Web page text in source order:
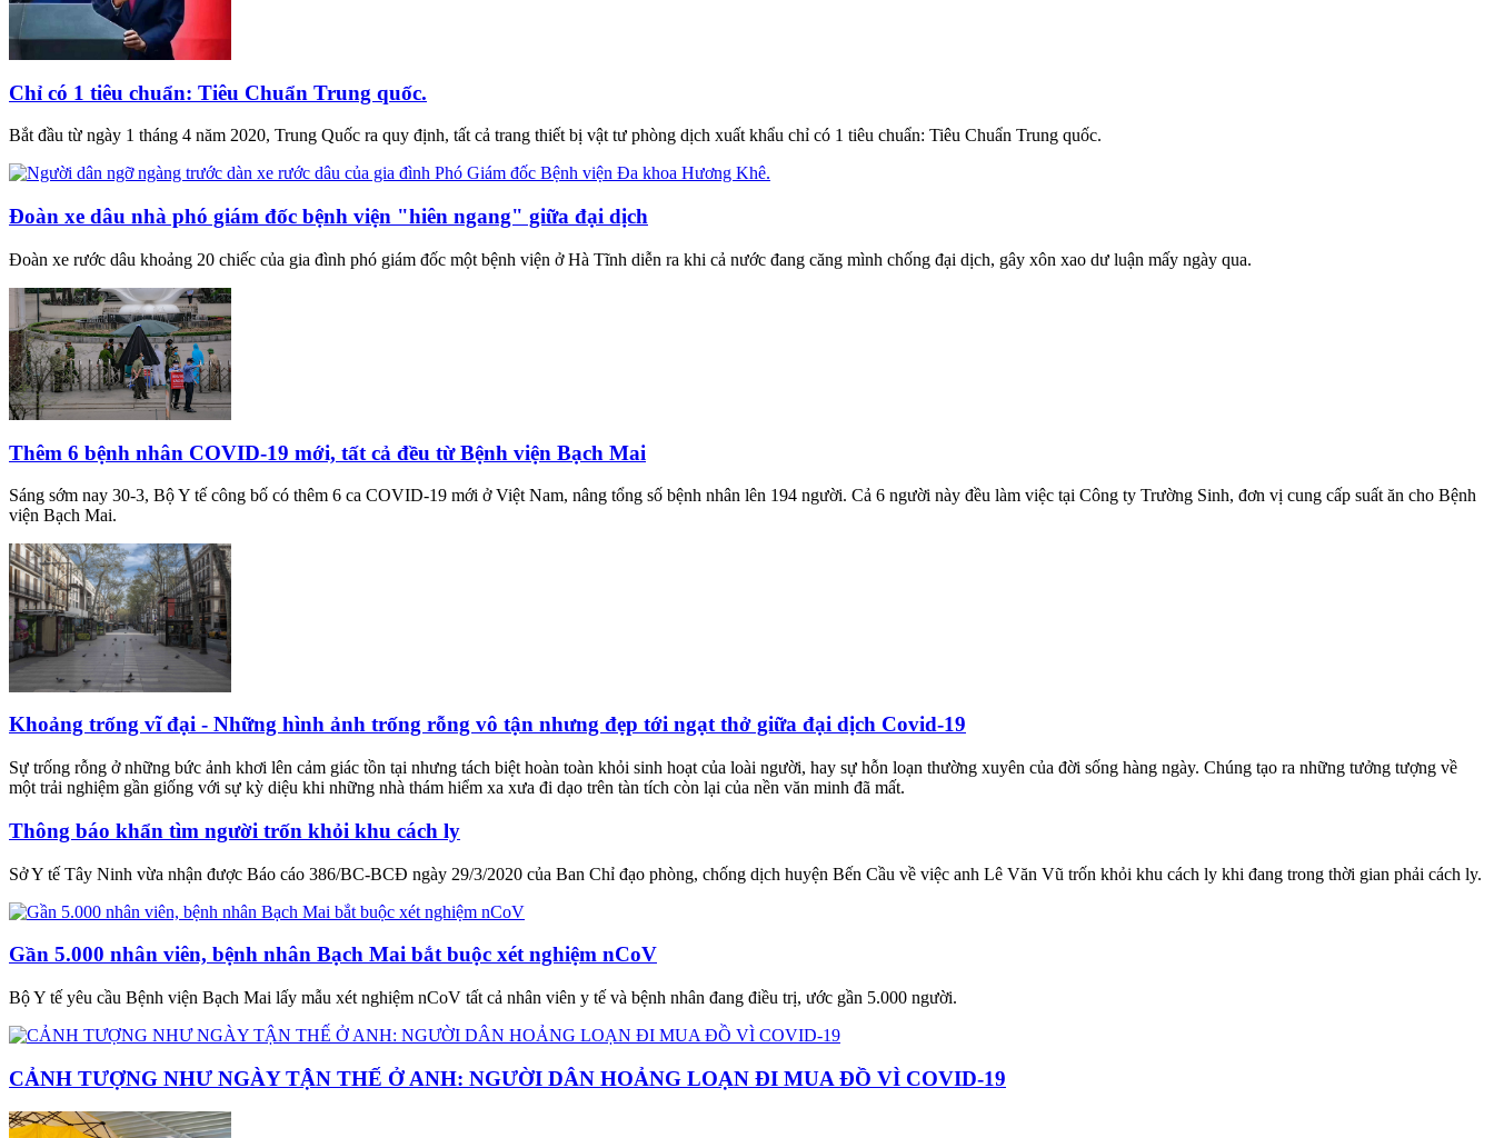
Chỉ có 1 tiêu chuẩn: Tiêu Chuẩn Trung quốc.
Bắt đầu từ ngày 1 tháng 4 năm 2020, Trung Quốc ra quy định, tất cả trang thiết bị vật tư phòng dịch xuất khẩu chỉ có 1 tiêu chuẩn: Tiêu Chuẩn Trung quốc.
Đoàn xe dâu nhà phó giám đốc bệnh viện "hiên ngang" giữa đại dịch
Đoàn xe rước dâu khoảng 20 chiếc của gia đình phó giám đốc một bệnh viện ở Hà Tĩnh diễn ra khi cả nước đang căng mình chống đại dịch, gây xôn xao dư luận mấy ngày qua.
Thêm 6 bệnh nhân COVID-19 mới, tất cả đều từ Bệnh viện Bạch Mai
Sáng sớm nay 30-3, Bộ Y tế công bố có thêm 6 ca COVID-19 mới ở Việt Nam, nâng tổng số bệnh nhân lên 194 người. Cả 6 người này đều làm việc tại Công ty Trường Sinh, đơn vị cung cấp suất ăn cho Bệnh
viện Bạch Mai.
Khoảng trống vĩ đại - Những hình ảnh trống rỗng vô tận nhưng đẹp tới ngạt thở giữa đại dịch Covid-19
Sự trống rỗng ở những bức ảnh khơi lên cảm giác tồn tại nhưng tách biệt hoàn toàn khỏi sinh hoạt của loài người, hay sự hỗn loạn thường xuyên của đời sống hàng ngày. Chúng tạo ra những tưởng tượng về
một trải nghiệm gần giống với sự kỳ diệu khi những nhà thám hiểm xa xưa đi dạo trên tàn tích còn lại của nền văn minh đã mất.
Thông báo khẩn tìm người trốn khỏi khu cách ly
Sở Y tế Tây Ninh vừa nhận được Báo cáo 386/BC-BCĐ ngày 29/3/2020 của Ban Chỉ đạo phòng, chống dịch huyện Bến Cầu về việc anh Lê Văn Vũ trốn khỏi khu cách ly khi đang trong thời gian phải cách ly.
Gần 5.000 nhân viên, bệnh nhân Bạch Mai bắt buộc xét nghiệm nCoV
Bộ Y tế yêu cầu Bệnh viện Bạch Mai lấy mẫu xét nghiệm nCoV tất cả nhân viên y tế và bệnh nhân đang điều trị, ước gần 5.000 người.
CẢNH TƯỢNG NHƯ NGÀY TẬN THẾ Ở ANH: NGƯỜI DÂN HOẢNG LOẠN ĐI MUA ĐỒ VÌ COVID-19